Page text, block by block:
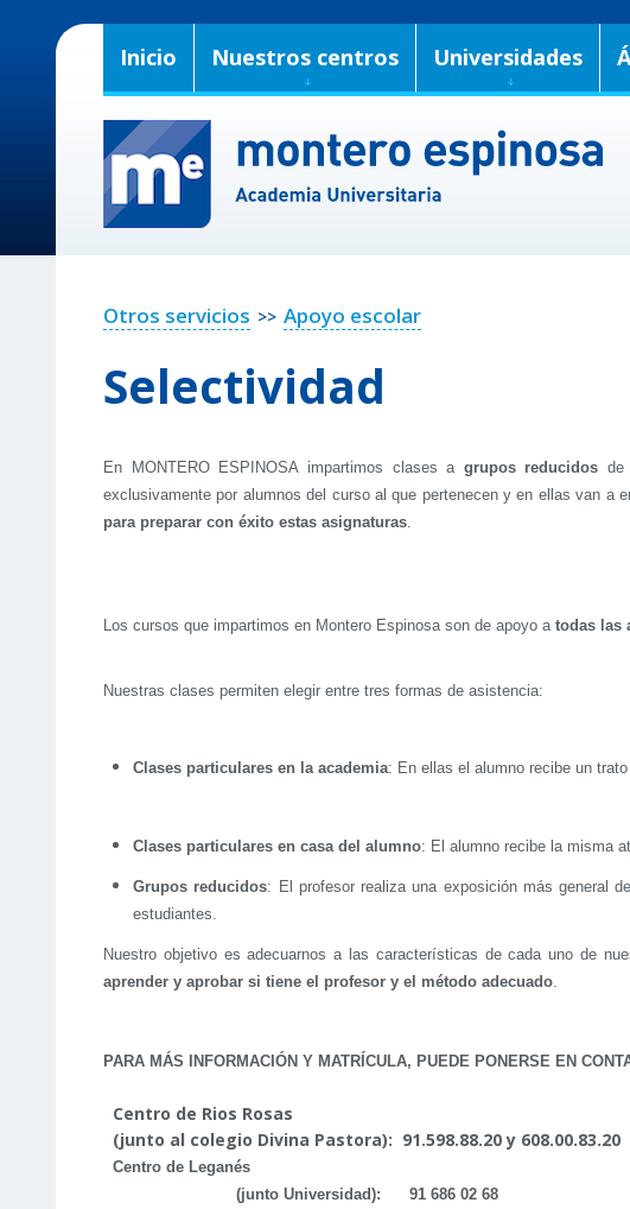
Inicio Nuestros centros Universidades
Otros servicios >> Apoyo escolar
Selectividad
En MONTERO ESPINOSA impartimos clases a grupos reducidos de
exclusivamente por alumnos del curso al que pertenecen y en ellas van a
para preparar con éxito estas asignaturas.
Los cursos que impartimos en Montero Espinosa son de apoyo a todas las
Nuestras clases permiten elegir entre tres formas de asistencia:
Clases particulares en la academia: En ellas el alumno recibe un
Clases particulares en casa del alumno: El alumno recibe la misma
Grupos reducidos: El profesor realiza una exposición más general
estudiantes.
Nuestro objetivo es adecuarnos a las características de cada uno de
aprender y aprobar si tiene el profesor y el método adecuado.
PARA MÁS INFORMACIÓN Y MATRÍCULA, PUEDE PONERSE EN
Centro de Rios Rosas
(junto al colegio Divina Pastora): 91.598.88.20 y 608.00.83.20
Centro de Leganés
(junto Universidad): 91 686 02 68